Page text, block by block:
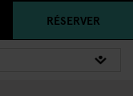
RÉSERVER